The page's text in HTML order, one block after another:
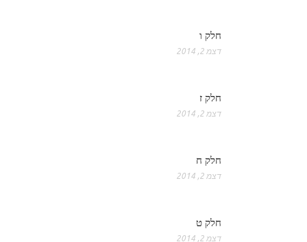
חלק ו
דצמ 2, 2014
חלק ז
דצמ 2, 2014
חלק ח
דצמ 2, 2014
חלק ט
דצמ 2, 2014